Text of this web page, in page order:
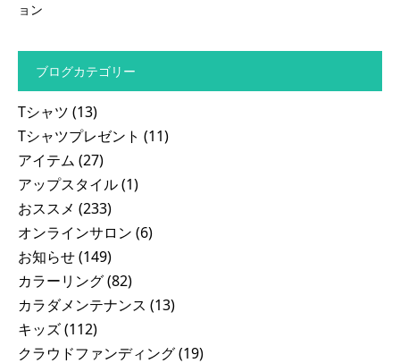
ョン
ブログカテゴリー
Tシャツ (13)
Tシャツプレゼント (11)
アイテム (27)
アップスタイル(1)
おススメ (233)
オンラインサロン (6)
お知らせ(149)
カラーリング(82)
カラダメンテナンス (13)
キッズ(112)
クラウドファンディング(19)